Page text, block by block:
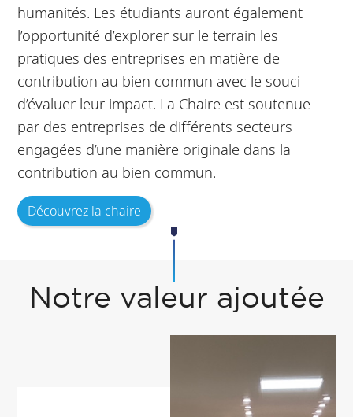
humanités. Les étudiants auront également
l’opportunité d’explorer sur le terrain les
pratiques des entreprises en matière de
contribution au bien commun avec le souci
d’évaluer leur impact. La Chaire est soutenue
par des entreprises de différents secteurs
engagées d’une manière originale dans la
contribution au bien commun.
Découvrez la chaire
Notre valeur ajoutée